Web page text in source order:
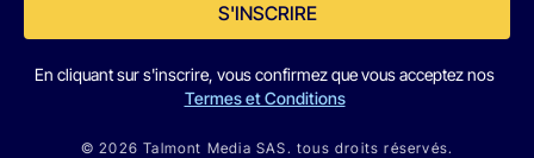
S'INSCRIRE
En cliquant sur s'inscrire, vous confirmez que vous acceptez nos
Termes et Conditions
© 2026 Talmont Media SAS. tous droits réservés.